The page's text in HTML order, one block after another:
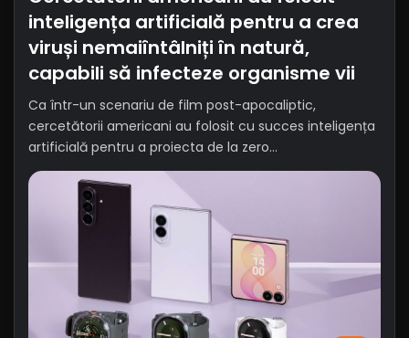
inteligența artificială pentru a crea
viruși nemaiîntâlniți în natură,
capabili să infecteze organisme vii
Ca într-un scenariu de film post-apocaliptic,
cercetătorii americani au folosit cu succes inteligența
artificială pentru a proiecta de la zero…